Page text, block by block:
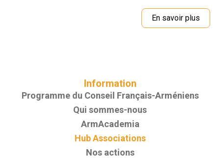
En savoir plus
Information
Programme du Conseil Français-Arméniens
Qui sommes-nous
ArmAcademia
Hub Associations
Nos actions